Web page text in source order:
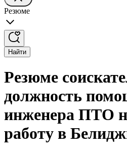
Резюме
Найти
Резюме
должность
инженера ПТО
работу в